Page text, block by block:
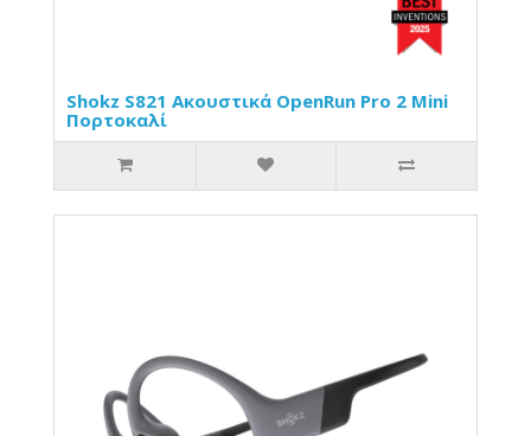
Shokz S821 Ακουστικά OpenRun Pro 2 Mini
Πορτοκαλί